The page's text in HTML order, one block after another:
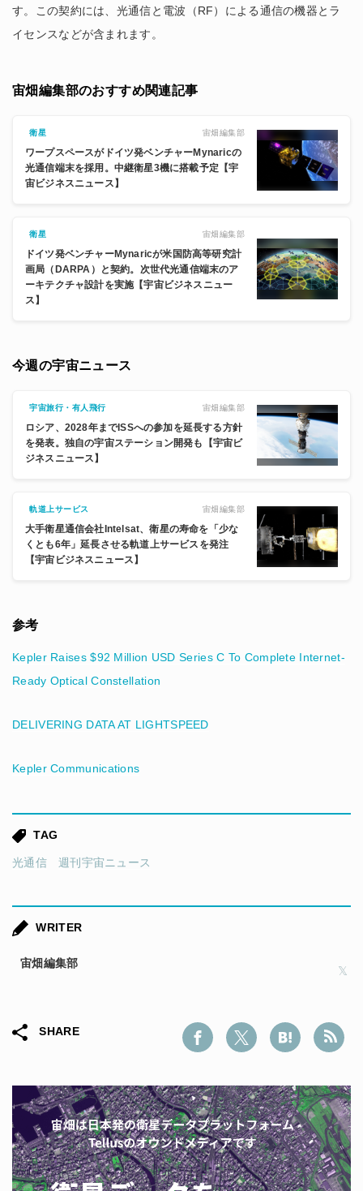
す。この契約には、光通信と電波（RF）による通信の機器とラ
イセンスなどが含まれます。
宙畑編集部のおすすめ関連記事
衛星 宙畑編集部
ワープスペースがドイツ発ベンチャーMynaricの
光通信端末を採用。中継衛星3機に搭載予定【宇
宙ビジネスニュース】
衛星 宙畑編集部
ドイツ発ベンチャーMynaricが米国防高等研究計
画局（DARPA）と契約。次世代光通信端末のア
ーキテクチャ設計を実施【宇宙ビジネスニュー
ス】
今週の宇宙ニュース
宇宙旅行・有人飛行 宙畑編集部
ロシア、2028年までISSへの参加を延長する方針
を発表。独自の宇宙ステーション開発も【宇宙ビ
ジネスニュース】
軌道上サービス 宙畑編集部
大手衛星通信会社Intelsat、衛星の寿命を「少な
くとも6年」延長させる軌道上サービスを発注
【宇宙ビジネスニュース】
参考
Kepler Raises $92 Million USD Series C To Complete Internet-
Ready Optical Constellation
DELIVERING DATA AT LIGHTSPEED
Kepler Communications
TAG
光通信 週刊宇宙ニュース
WRITER
宙畑編集部
SHARE